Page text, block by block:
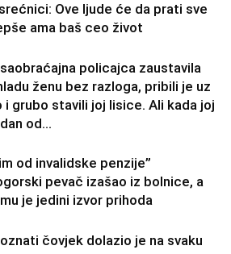
Ove ljude će da prati sve
ama baš ceo život
saobraćajna policajca zaustavila
ženu bez razloga, pribili je uz
i grubo stavili joj lisice. Ali kada joj
od...
od invalidske penzije”
pevač izašao iz bolnice, a
je jedini izvor prihoda
čovjek dolazio je na svaku